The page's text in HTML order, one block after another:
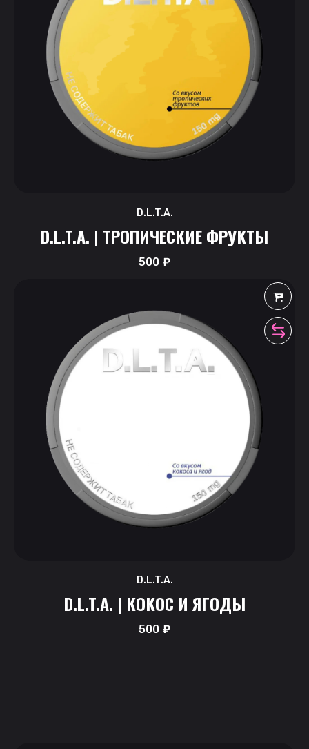
D.L.T.A.
D.L.T.A. | ТРОПИЧЕСКИЕ ФРУКТЫ
500₽
D.L.T.A.
D.L.T.A. | КОКОС И ЯГОДЫ
500₽